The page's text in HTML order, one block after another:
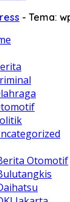
- Tema:
Otomotif